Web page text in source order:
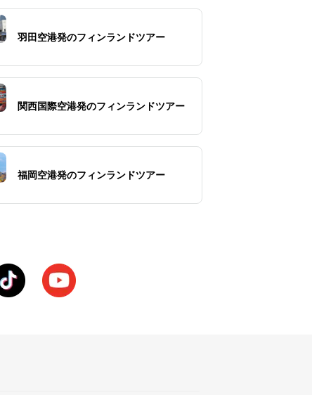
羽田空港発のフィンランドツアー
関西国際空港発のフィンランドツアー
福岡空港発のフィンランドツアー